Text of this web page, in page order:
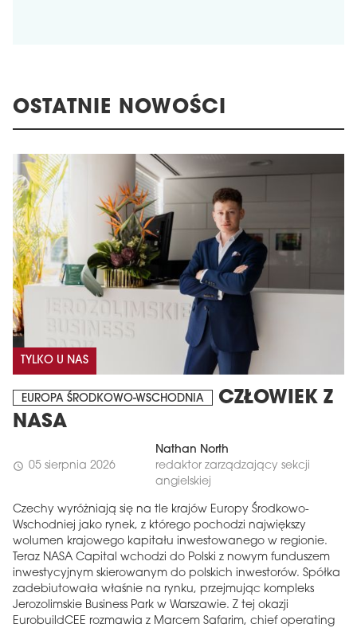
OSTATNIE NOWOŚCI
TYLKO U NAS
EUROPA ŚRODKOWO-WSCHODNIA
CZŁOWIEK Z
NASA
schedule 05 sierpnia 2026
Nathan North
redaktor zarządzający sekcji
angielskiej
Czechy wyróżniają się na tle krajów Europy Środkowo-
Wschodniej jako rynek, z którego pochodzi największy
wolumen krajowego kapitału inwestowanego w regionie.
Teraz NASA Capital wchodzi do Polski z nowym funduszem
inwestycyjnym skierowanym do polskich inwestorów. Spółka
zadebiutowała właśnie na rynku, przejmując kompleks
Jerozolimskie Business Park w Warszawie. Z tej okazji
EurobuildCEE rozmawia z Marcem Safarim, chief operating